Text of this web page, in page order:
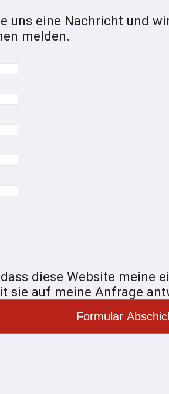
uns eine Nachricht und
melden.
diese Website meine
sie auf meine Anfrage
Formular